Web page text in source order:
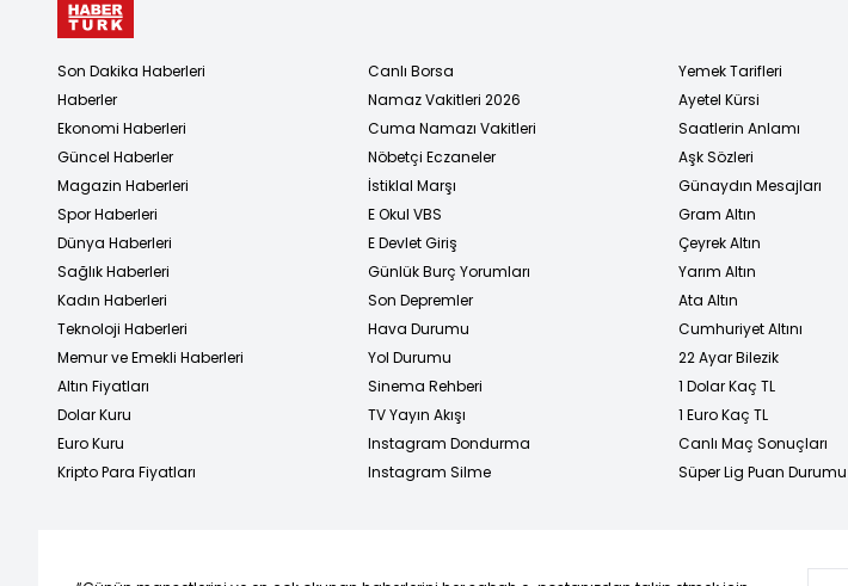
Son Dakika Haberleri
Haberler
Ekonomi Haberleri
Güncel Haberler
Magazin Haberleri
Spor Haberleri
Dünya Haberleri
Sağlık Haberleri
Kadın Haberleri
Teknoloji Haberleri
Memur ve Emekli Haberleri
Altın Fiyatları
Dolar Kuru
Euro Kuru
Kripto Para Fiyatları
Canlı Borsa
Namaz Vakitleri 2026
Cuma Namazı Vakitleri
Nöbetçi Eczaneler
İstiklal Marşı
E Okul VBS
E Devlet Giriş
Günlük Burç Yorumları
Son Depremler
Hava Durumu
Yol Durumu
Sinema Rehberi
TV Yayın Akışı
Instagram Dondurma
Instagram Silme
Yemek Tarifleri
Ayetel Kürsi
Saatlerin Anlamı
Aşk Sözleri
Günaydın Mesajları
Gram Altın
Çeyrek Altın
Yarım Altın
Ata Altın
Cumhuriyet Altını
22 Ayar Bilezik
1 Dolar Kaç TL
1 Euro Kaç TL
Canlı Maç Sonuçları
Süper Lig Puan Durumu